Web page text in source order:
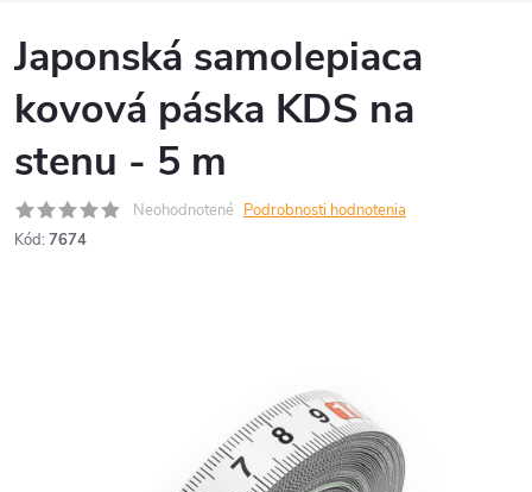
Japonská samolepiaca
kovová páska KDS na
stenu - 5 m
Neohodnotené Podrobnosti hodnotenia
Kód: 7674